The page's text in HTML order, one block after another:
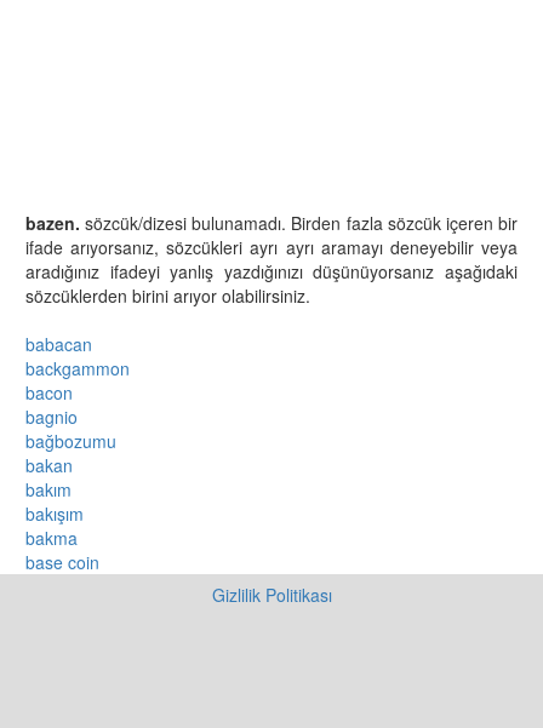
bazen. sözcük/dizesi bulunamadı. Birden fazla sözcük içeren bir
ifade arıyorsanız, sözcükleri ayrı ayrı aramayı deneyebilir veya
aradığınız ifadeyi yanlış yazdığınızı düşünüyorsanız aşağıdaki
sözcüklerden birini arıyor olabilirsiniz.
babacan
backgammon
bacon
bagnio
bağbozumu
bakan
bakım
bakışım
bakma
base coin
Gizlilik Politikası